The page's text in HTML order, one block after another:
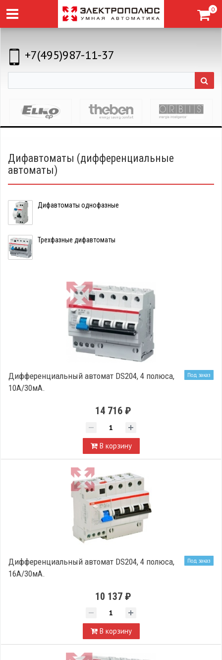
0
+7(495)987-11-37
Дифавтоматы (дифференциальные
автоматы)
Дифавтоматы однофазные
Трехфазные дифавтоматы
Под заказ
Дифференциальный автомат DS204, 4 полюса,
10А/30мА.
14 716 ₽
В корзину
Под заказ
Дифференциальный автомат DS204, 4 полюса,
16А/30мА.
10 137 ₽
В корзину